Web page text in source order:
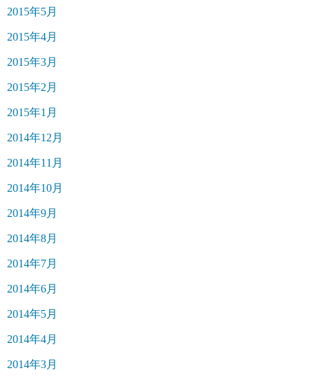
2015年5月
2015年4月
2015年3月
2015年2月
2015年1月
2014年12月
2014年11月
2014年10月
2014年9月
2014年8月
2014年7月
2014年6月
2014年5月
2014年4月
2014年3月